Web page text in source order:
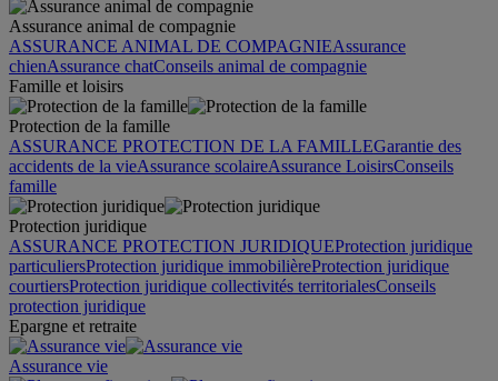
Assurance animal de compagnie
ASSURANCE ANIMAL DE COMPAGNIEAssurance
chienAssurance chatConseils animal de compagnie
Famille et loisirs
Protection de la famille
ASSURANCE PROTECTION DE LA FAMILLEGarantie des
accidents de la vieAssurance scolaireAssurance LoisirsConseils
famille
Protection juridique
ASSURANCE PROTECTION JURIDIQUEProtection juridique
particuliersProtection juridique immobilièreProtection juridique
courtiersProtection juridique collectivités territorialesConseils
protection juridique
Epargne et retraite
Assurance vie